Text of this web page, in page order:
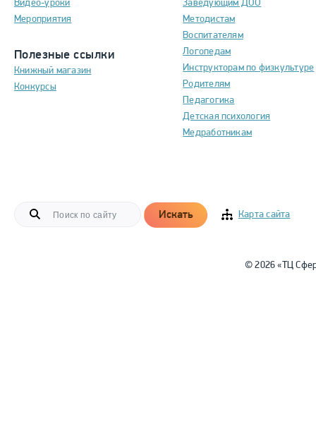
Видео-уроки
Мероприятия
Полезные ссылки
Книжный магазин
Конкурсы
Заведующим ДОО
Методистам
Воспитателям
Логопедам
Инструкторам по физкультуре
Родителям
Педагогика
Детская психология
Медработникам
Искать Карта сайта
© 2026 «ТЦ